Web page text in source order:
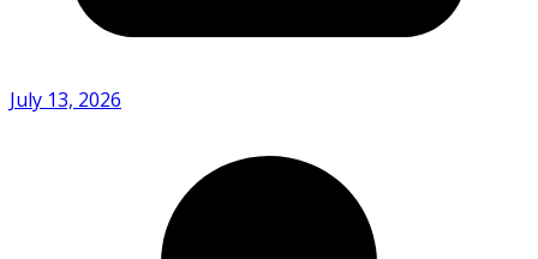
July 13, 2026